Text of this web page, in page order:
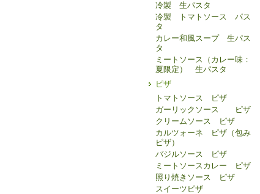
冷製 生パスタ
冷製 トマトソース パス
タ
カレー和風スープ 生パス
タ
ミートソース（カレー味：
夏限定） 生パスタ
ピザ
トマトソース ピザ
ガーリックソース ピザ
クリームソース ピザ
カルツォーネ ピザ（包み
ピザ）
バジルソース ピザ
ミートソースカレー ピザ
照り焼きソース ピザ
スイーツピザ